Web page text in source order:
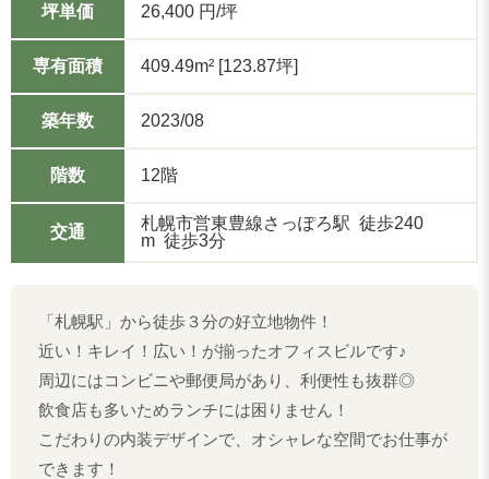
坪単価 26,400 円/坪
専有面積 409.49m² [123.87坪]
築年数 2023/08
階数 12階
交通
札幌市営東豊線さっぽろ駅 徒歩240
m 徒歩3分
「札幌駅」から徒歩３分の好立地物件！
近い！キレイ！広い！が揃ったオフィスビルです♪
周辺にはコンビニや郵便局があり、利便性も抜群◎
飲食店も多いためランチには困りません！
こだわりの内装デザインで、オシャレな空間でお仕事が
できます！